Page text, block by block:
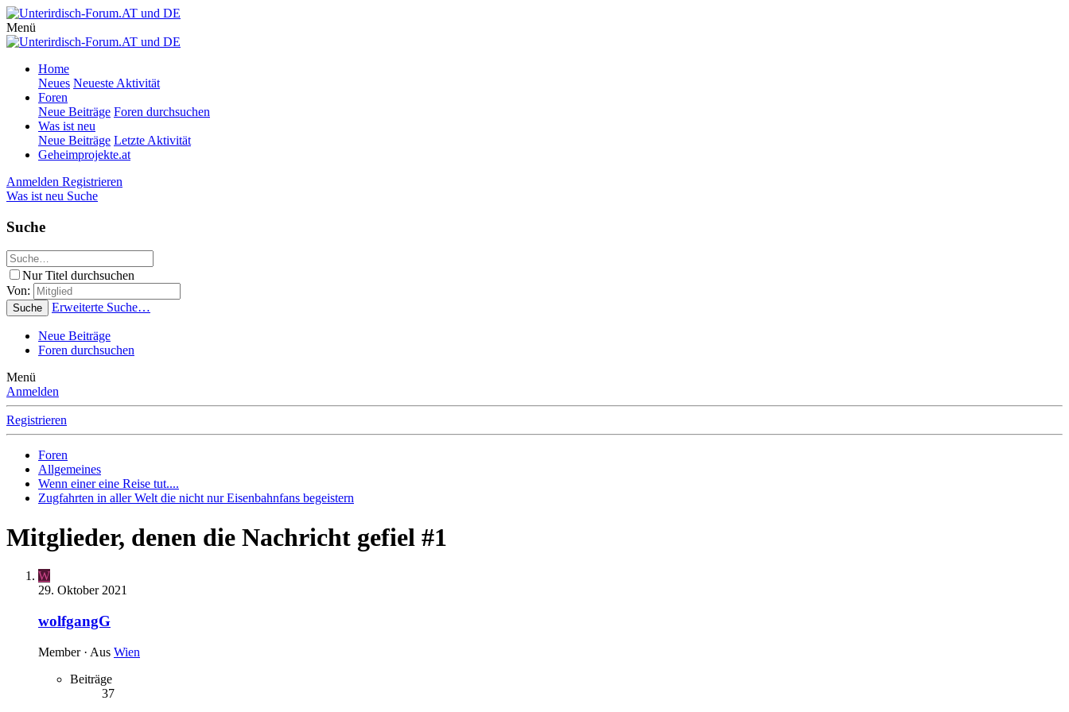
Menü
Home
Neues Neueste Aktivität
Foren
Neue Beiträge Foren durchsuchen
Was ist neu
Neue Beiträge Letzte Aktivität
Geheimprojekte.at
Anmelden Registrieren
Was ist neu Suche
Suche
Nur Titel durchsuchen
Von:
Suche Erweiterte Suche…
Neue Beiträge
Foren durchsuchen
Menü
Anmelden
Registrieren
Foren
Allgemeines
Wenn einer eine Reise tut....
Zugfahrten in aller Welt die nicht nur Eisenbahnfans begeistern
Mitglieder, denen die Nachricht gefiel #1
W
29. Oktober 2021
wolfgangG
Member · Aus Wien
Beiträge
37